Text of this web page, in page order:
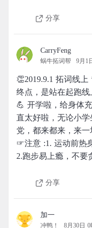
分享
CarryFeng
蜗牛拓词帮 9月1
👏2019.9.1 拓词线
终点，是站在起跑线
💪 开学啦，给身体
直太好啦，无论小
党，都来都来，来一
☞注意 :1. 运动前热
2.跑步易上瘾，不要
分享
加一
冲鸭！ 8月30日 0